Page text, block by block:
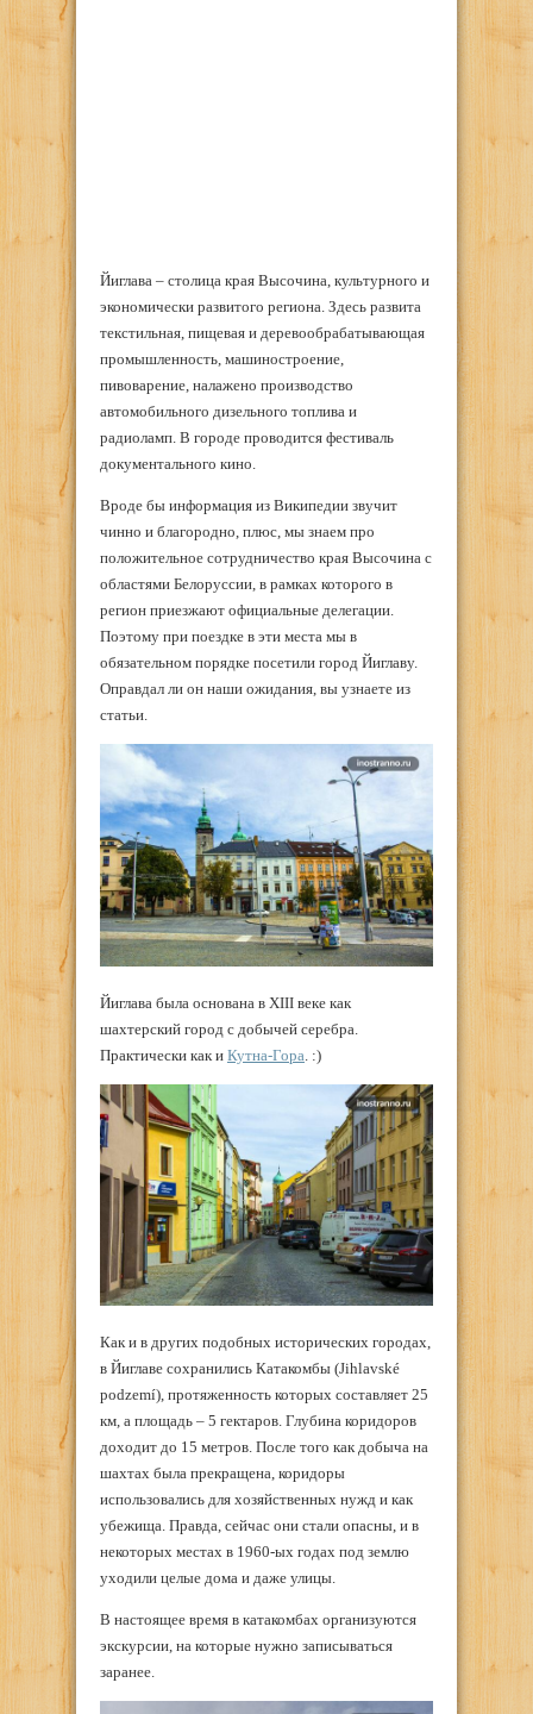
Йиглава – столица края Высочина, культурного и
экономически развитого региона. Здесь развита
текстильная, пищевая и деревообрабатывающая
промышленность, машиностроение,
пивоварение, налажено производство
автомобильного дизельного топлива и
радиоламп. В городе проводится фестиваль
документального кино.
Вроде бы информация из Википедии звучит
чинно и благородно, плюс, мы знаем про
положительное сотрудничество края Высочина с
областями Белоруссии, в рамках которого в
регион приезжают официальные делегации.
Поэтому при поездке в эти места мы в
обязательном порядке посетили город Йиглаву.
Оправдал ли он наши ожидания, вы узнаете из
статьи.
Йиглава была основана в XIII веке как
шахтерский город с добычей серебра.
Практически как и Кутна-Гора . :)
Как и в других подобных исторических городах,
в Йиглаве сохранились Катакомбы (Jihlavské
podzemí), протяженность которых составляет 25
км, а площадь – 5 гектаров. Глубина коридоров
доходит до 15 метров. После того как добыча на
шахтах была прекращена, коридоры
использовались для хозяйственных нужд и как
убежища. Правда, сейчас они стали опасны, и в
некоторых местах в 1960-ых годах под землю
уходили целые дома и даже улицы.
В настоящее время в катакомбах организуются
экскурсии, на которые нужно записываться
заранее.